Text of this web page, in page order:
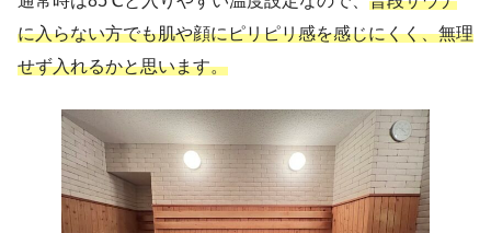
に入らない方でも肌や顔にピリピリ感を感じにくく、無理
せず入れるかと思います。